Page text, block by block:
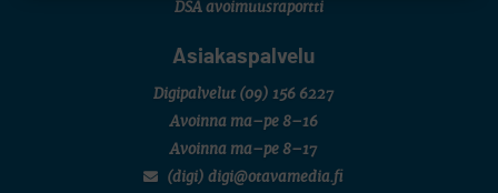
DSA avoimuusraportti
Asiakaspalvelu
Digipalvelut (09) 156 6227
Avoinna ma–pe 8–16
Avoinna ma–pe 8–17
(digi) digi@otavamedia.fi